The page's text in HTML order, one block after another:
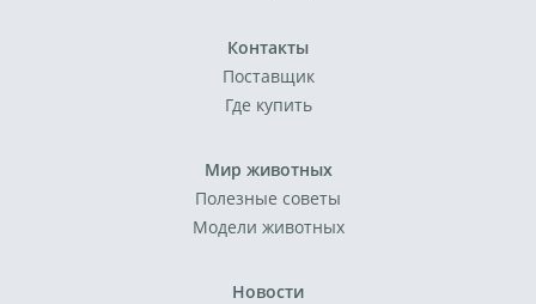
Контакты
Поставщик
Где купить
Мир животных
Полезные советы
Модели животных
Новости